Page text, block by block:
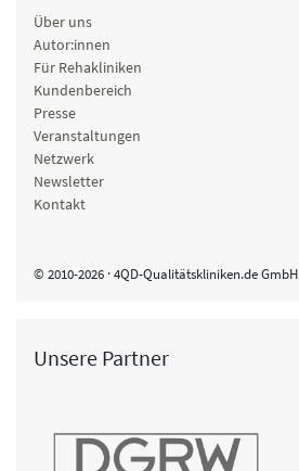
Über uns
Autor:innen
Für Rehakliniken
Kundenbereich
Presse
Veranstaltungen
Netzwerk
Newsletter
Kontakt
© 2010-2026 · 4QD-Qualitätskliniken.de GmbH
Unsere Partner